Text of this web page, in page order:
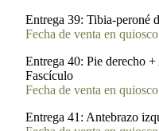
Entrega 39: Tibia-peroné
Fecha de venta en
Entrega 40: Pie derecho
Fascículo
Fecha de venta en
Entrega 41: Antebrazo